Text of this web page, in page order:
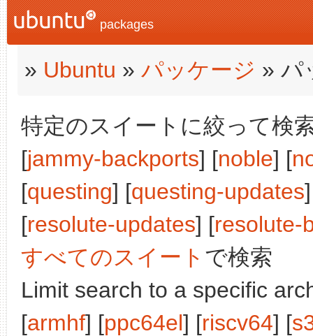
packages
» Ubuntu » パッケージ » パ
特定のスイートに絞って検
[jammy-backports] [noble] [
[questing] [questing-updates
[resolute-updates] [resolute-
すべてのスイート で検索
Limit search to a specific
[armhf] [ppc64el] [riscv64] [